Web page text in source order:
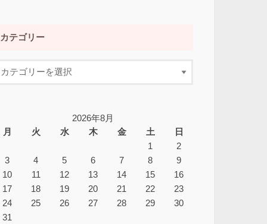
カテゴリー
2026年8月
月
火 水 木 金 土
日
1
2
3
4 5 6 7 8
9
10
11 12 13 14 15
16
17
18 19 20 21 22
23
24
25 26 27 28 29
30
31